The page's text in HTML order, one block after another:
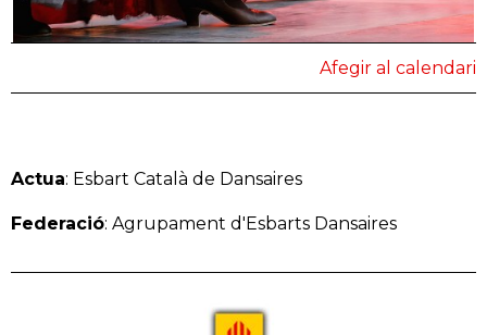
Afegir al calendari
Actua: Esbart Català de Dansaires
Federació: Agrupament d'Esbarts Dansaires